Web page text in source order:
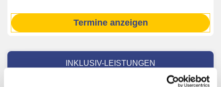
Termine anzeigen
INKLUSIV-LEISTUNGEN